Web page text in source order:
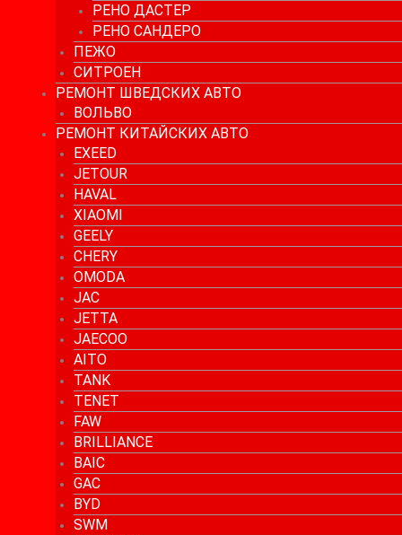
РЕНО ДАСТЕР
РЕНО САНДЕРО
ПЕЖО
СИТРОЕН
РЕМОНТ ШВЕДСКИХ АВТО
ВОЛЬВО
РЕМОНТ КИТАЙСКИХ АВТО
EXEED
JETOUR
HAVAL
XIAOMI
GEELY
CHERY
OMODA
JAC
JETTA
JAECOO
AITO
TANK
TENET
FAW
BRILLIANCE
BAIC
GAC
BYD
SWM